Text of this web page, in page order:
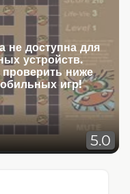
не доступна для
устройств.
проверить ниже
игр!
5.0